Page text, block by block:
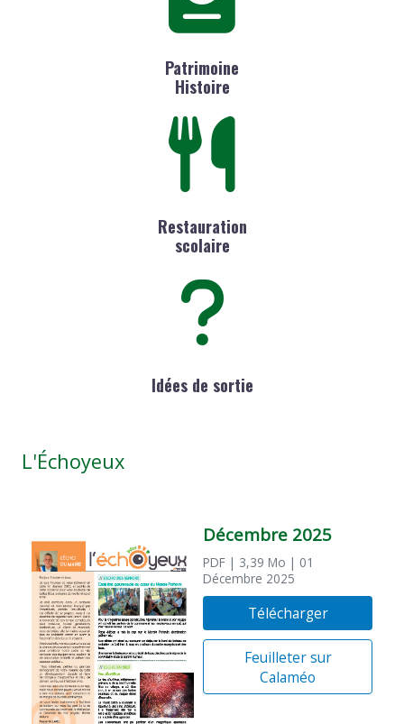
Patrimoine
Histoire
Restauration
scolaire
Idées de sortie
L'Échoyeux
Décembre 2025
PDF | 3,39 Mo | 01
Décembre 2025
Télécharger
Feuilleter sur
Calaméo